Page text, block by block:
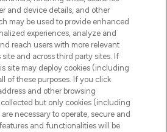
Einwilligung
or Share My Personal
Information
INFORMATION
and device details, and other
may be used to provide enhanced
experiences, analyze and
reach users with more relevant
and across third party sites. If
site may deploy cookies (including
of these purposes. If you click
and other browsing
but only cookies (including
necessary to operate, secure and
and functionalities will be